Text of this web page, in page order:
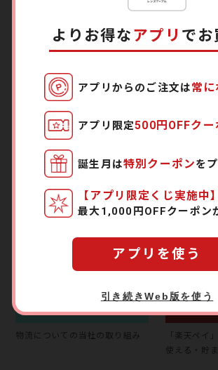
よりお得な アプリ でお
アプリからのご注文は常
アプリ限定500円OFFクー
誕生月は特別クーポンを
【アプリ限定くじ実施中】
最大1,000円OFFクーポン
アプリを使う
引き続きWeb版を使う
公式キャラクター「レン」がお
客さまのお買い物をサポート
の著書！
物流についての当社の取り組み
「楽天ペイ
使える・貯